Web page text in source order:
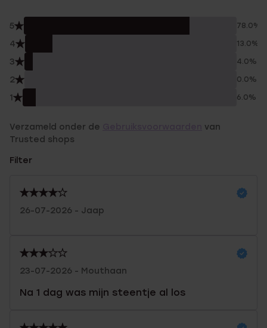
5 78.0%
4 13.0%
3 4.0%
2 0.0%
1 6.0%
Verzameld onder de
van
Trusted shops
Filter
26-07-2026 - Jaap
23-07-2026 - Mouthaan
Na 1 dag was mijn steentje al los